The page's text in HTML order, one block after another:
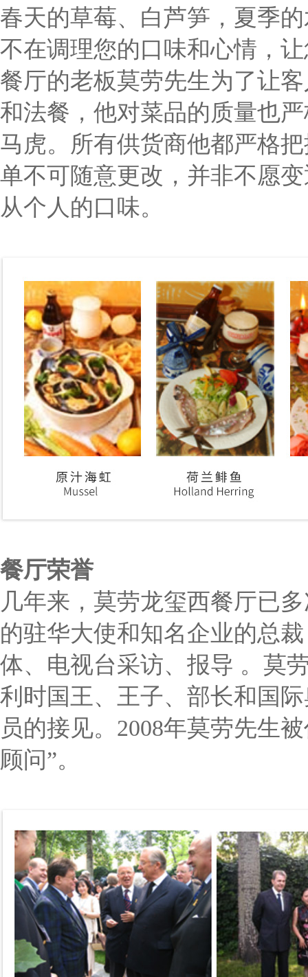
春天的草莓、白芦笋，夏季
不在调理您的口味和心情，
餐厅的老板莫劳先生为了让
和法餐，他对菜品的质量也
马虎。所有供货商他都严格
单不可随意更改，并非不愿
从个人的口味。
餐厅荣誉
几年来，莫劳龙玺西餐厅已
的驻华大使和知名企业的总
体、电视台采访、报导 。莫
利时国王、王子、部长和国
员的接见。2008年莫劳先生
顾问”。